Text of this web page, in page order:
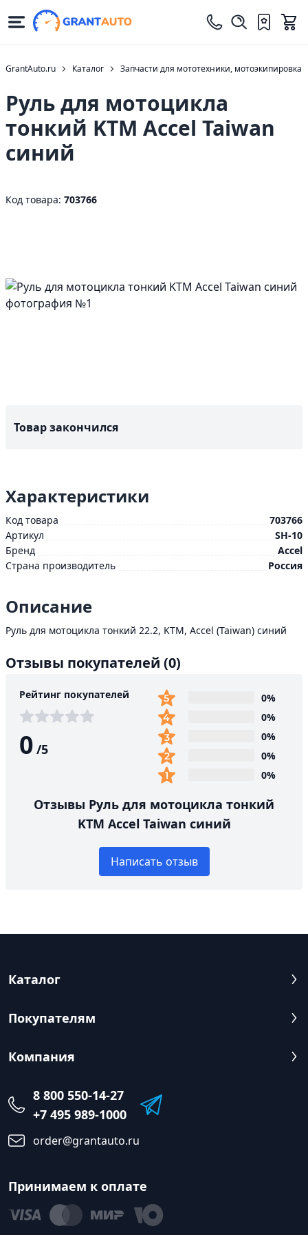
GrantAuto.ru Каталог Запчасти для мототехники, мотоэкипировка
Руль для мотоцикла
тонкий KTM Accel Taiwan
синий
Код товара: 703766
Товар закончился
Характеристики
Код товара
703766
Артикул
SH-10
Бренд
Accel
Страна производитель
Россия
Описание
Руль для мотоцикла тонкий 22.2, KTM, Accel (Taiwan) синий
Отзывы покупателей (0)
Рейтинг покупателей
0 /5
0%
0%
0%
0%
0%
Отзывы Руль для мотоцикла тонкий
KTM Accel Taiwan синий
Написать отзыв
Каталог
Покупателям
Компания
8 800 550-14-27
+7 495 989-1000
order@grantauto.ru
Принимаем к оплате